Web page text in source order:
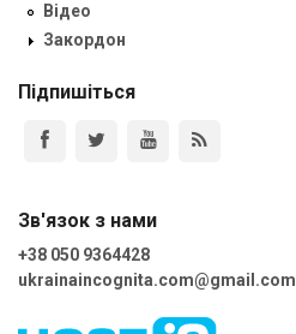
Відео
Закордон
Підпишіться
Зв'язок з нами
+38 050 9364428
ukrainaincognita.com@gmail.com